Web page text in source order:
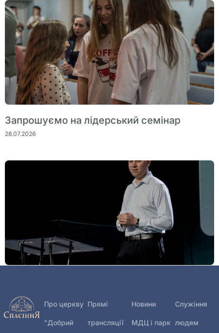
Запрошуємо на лідерський семінар
28.07.2026
27.07.2026
Про церкву
"Добрий
Прямі
трансляції
Новини
МДЦ і парк
Служіння
людям